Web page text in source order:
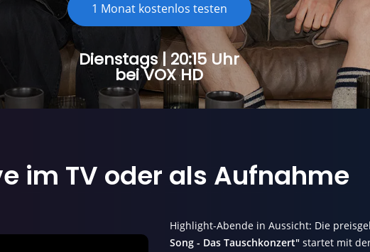
1 Monat kostenlos testen
Dienstags | 20:15 Uhr
bei VOX HD
im TV oder als Aufnahme
Highlight-Abende in Aussicht: Die
Song - Das Tauschkonzert" startet mit